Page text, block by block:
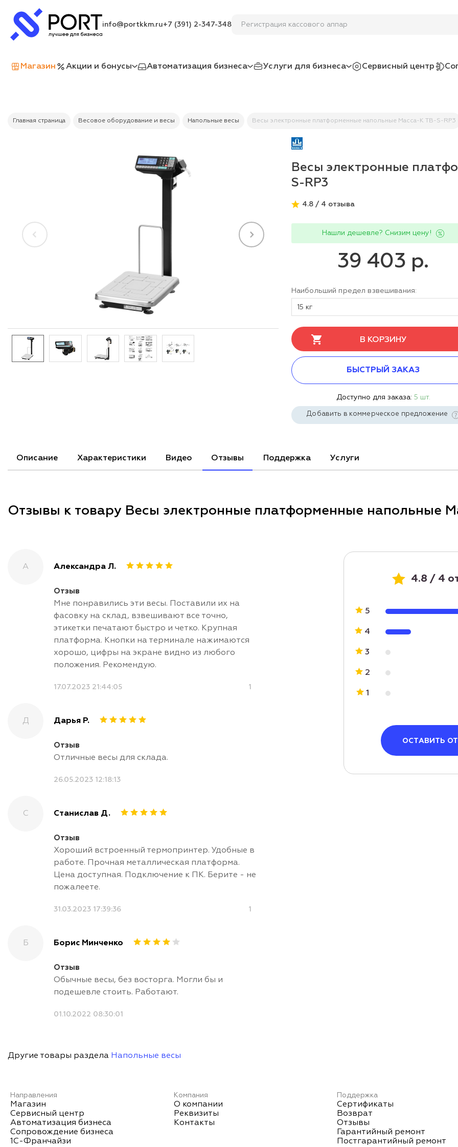
info@portkkm.ru+7 (391) 2-347-348 Регистрация кассов
Магазин Акции и бонусы Автоматизация бизнеса Услуги для бизнеса Сервисный центр
Главная страница Весовое оборудование и весы Напольные весы Весы электронные платформенные напольные Масса-К TB-S-RP3
Весы электронные
S-RP3
4.8 / 4 отзыва
Нашли дешевле? Снизим цену!
39 403 р.
Наибольший предел взвешивания:
15 кг
В КОРЗИНУ
БЫСТРЫЙ ЗАКАЗ
Доступно для заказа: 5 шт.
Добавить в коммерческое предложение
Описание Характеристики Видео Отзывы Поддержка Услуги
Отзывы к товару Весы электронные платформенные напольные
А Александра Л.
Отзыв
Мне понравились эти весы. Поставили их на
фасовку на склад, взвешивают все точно,
этикетки печатают быстро и четко. Крупная
платформа. Кнопки на терминале нажимаются
хорошо, цифры на экране видно из любого
положения. Рекомендую.
17.07.2023 21:44:05 1
Д Дарья Р.
Отзыв
Отличные весы для склада.
26.05.2023 12:18:13
С Станислав Д.
Отзыв
Хороший встроенный термопринтер. Удобные в
работе. Прочная металлическая платформа.
Цена доступная. Подключение к ПК. Берите - не
пожалеете.
31.03.2023 17:39:36 1
Б Борис Минченко
Отзыв
Обычные весы, без восторга. Могли бы и
подешевле стоить. Работают.
01.10.2022 08:30:01
4.8 / 4
5
4
3
2
1
ОСТАВИТЬ
Другие товары раздела Напольные весы
Направления
Магазин
Сервисный центр
Автоматизация бизнеса
Сопровождение бизнеса
1С-Франчайзи
Компания
О компании
Реквизиты
Контакты
Поддержка
Сертификаты
Возврат
Отзывы
Гарантийный ремонт
Постгарантийный ремонт